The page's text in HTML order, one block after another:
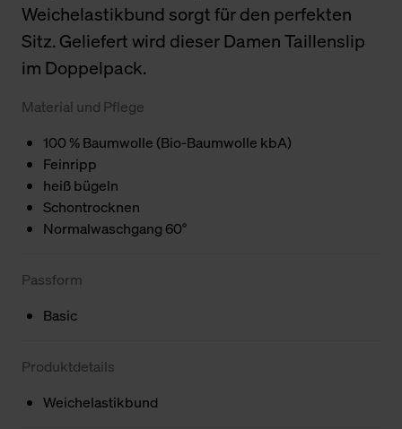
Weichelastikbund sorgt für den perfekten
Sitz. Geliefert wird dieser Damen Taillenslip
im Doppelpack.
Material und Pflege
100 % Baumwolle (Bio-Baumwolle kbA)
Feinripp
heiß bügeln
Schontrocknen
Normalwaschgang 60°
Passform
Basic
Produktdetails
Weichelastikbund